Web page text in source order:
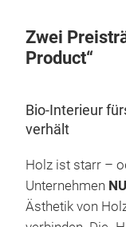
Zwei
Product“
Bio-Interieur
verhält
Holz ist starr –
Unternehmen
Ästhetik von